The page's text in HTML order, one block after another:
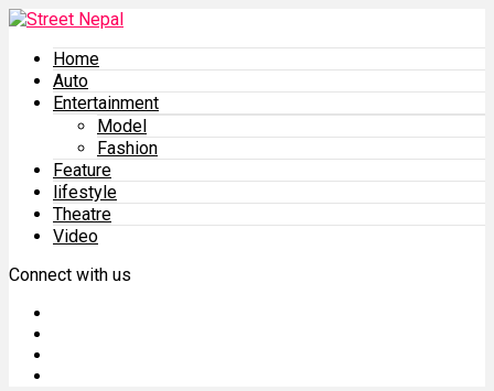
Home
Auto
Entertainment
Model
Fashion
Feature
lifestyle
Theatre
Video
Connect with us